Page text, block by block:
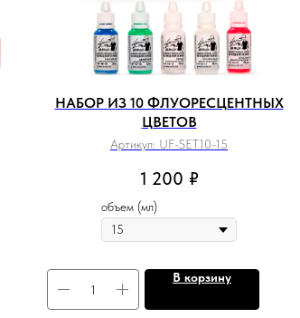
НАБОР ИЗ 10 ФЛУОРЕСЦЕНТНЫХ
ЦВЕТОВ
Артикул: UF-SET10-15
1 200 ₽
объем (мл)
В корзину